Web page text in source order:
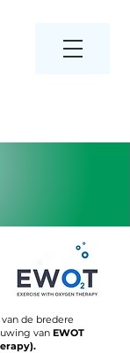
de bredere
van EWOT